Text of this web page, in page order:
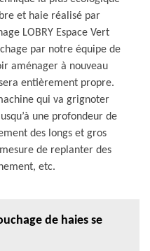
et haie réalisé par
LOBRY Espace Vert
par notre équipe de
aménager à nouveau
entièrement propre.
qui va grignoter
une profondeur de
des longs et gros
de replanter des
etc.
de haies se